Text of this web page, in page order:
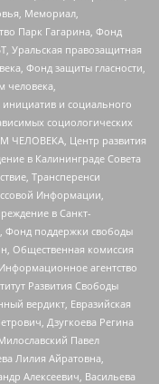
Мемориал,
Парк Гагарина, Фонд
Уральская правозащитная
Фонд защиты гласности,
человека,
и социального
социологических
ЧЕЛОВЕКА, Центр развития
в Калининграде Совета
Трансперенси
Информации,
в Санкт-
Фонд поддержки свободы
Общественная комиссия
агентство
Развития Свободы
вердикт, Евразийская
Дзугкоева Регина
Павел
Лилия Айратовна,
Алексеевич, Васильева